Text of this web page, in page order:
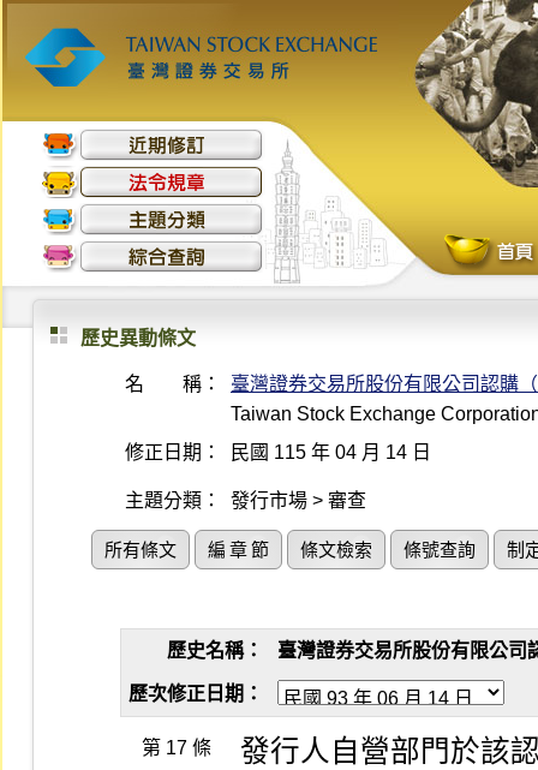
歷史異動條文
名 稱：
臺灣證券交易所股份有限公司認購
Taiwan Stock Exchange
修正日期：
民國 115 年 04 月 14 日
主題分類： 發行市場 > 審查
所有條文 編 章 節 條文檢索 條號查詢 制
歷史名稱： 臺灣證券交易所股份有限公司
歷次修正日期：
第 17 條
發行人自營部門於該